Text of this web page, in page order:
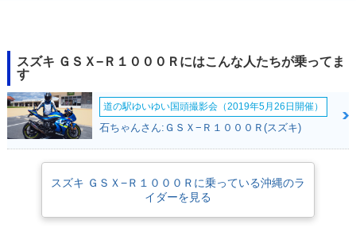
ェンジ
0
0R ABS・新登場
スズキ ＧＳＸ−Ｒ１０００Ｒにはこんな人たちが乗ってま
す
道の駅ゆいゆい国頭撮影会（2019年5月26日開催）
石ちゃんさん:ＧＳＸ−Ｒ１０００Ｒ(スズキ)
スズキ ＧＳＸ−Ｒ１０００Ｒに乗っている沖縄のラ
イダーを見る